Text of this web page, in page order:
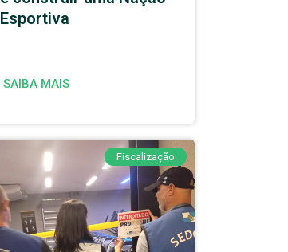
Esportiva
SAIBA MAIS
Fiscalização